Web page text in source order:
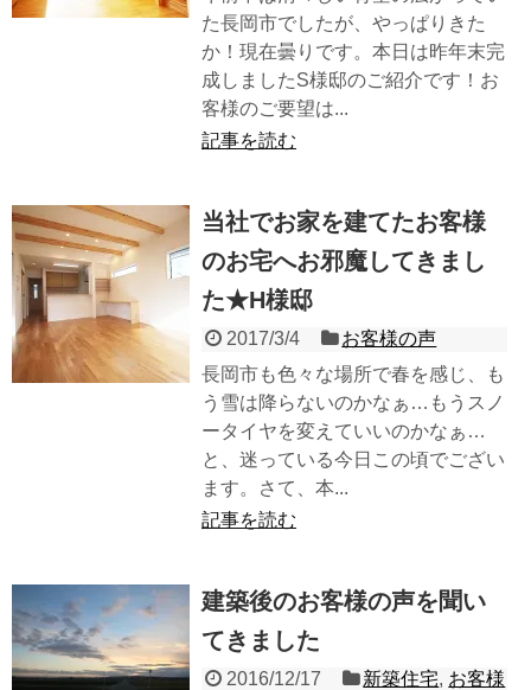
た長岡市でしたが、やっぱりきた
か！現在曇りです。本日は昨年末完
成しましたS様邸のご紹介です！お
客様のご要望は...
記事を読む
当社でお家を建てたお客様
のお宅へお邪魔してきまし
た★H様邸
2017/3/4
お客様の声
長岡市も色々な場所で春を感じ、も
う雪は降らないのかなぁ…もうスノ
ータイヤを変えていいのかなぁ…
と、迷っている今日この頃でござい
ます。さて、本...
記事を読む
建築後のお客様の声を聞い
てきました
2016/12/17 新築住宅, お客様